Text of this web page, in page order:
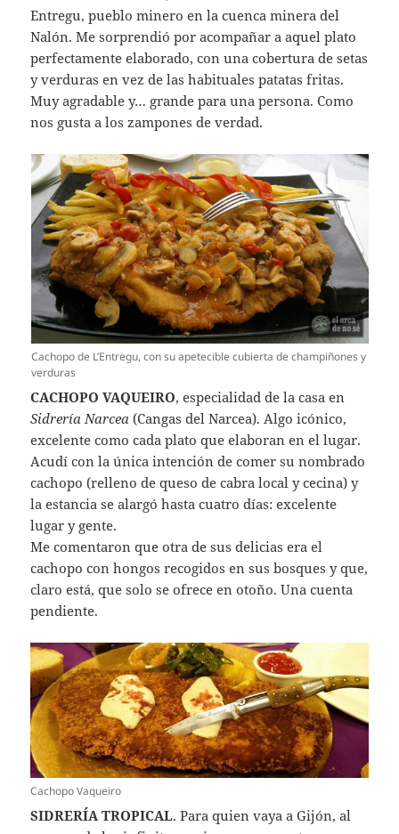
Entregu, pueblo minero en la cuenca minera del
Nalón. Me sorprendió por acompañar a aquel plato
perfectamente elaborado, con una cobertura de setas
y verduras en vez de las habituales patatas fritas.
Muy agradable y… grande para una persona. Como
nos gusta a los zampones de verdad.
Cachopo de L’Entregu, con su apetecible cubierta de champiñones y
verduras
CACHOPO VAQUEIRO, especialidad de la casa en
Sidrería Narcea (Cangas del Narcea). Algo icónico,
excelente como cada plato que elaboran en el lugar.
Acudí con la única intención de comer su nombrado
cachopo (relleno de queso de cabra local y cecina) y
la estancia se alargó hasta cuatro días: excelente
lugar y gente.
Me comentaron que otra de sus delicias era el
cachopo con hongos recogidos en sus bosques y que,
claro está, que solo se ofrece en otoño. Una cuenta
pendiente.
Cachopo Vaqueiro
SIDRERÍA TROPICAL. Para quien vaya a Gijón, al